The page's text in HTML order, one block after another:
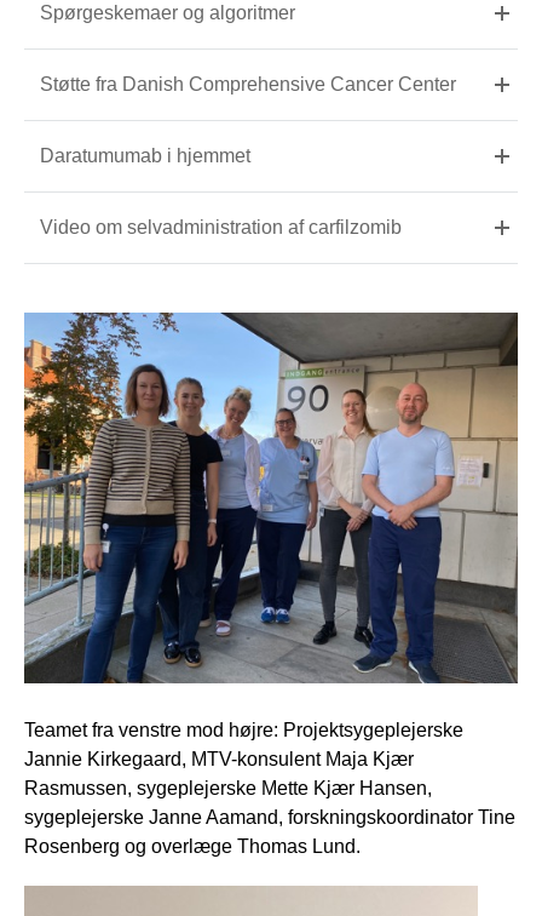
Spørgeskemaer og algoritmer
Støtte fra Danish Comprehensive Cancer Center
Daratumumab i hjemmet
Video om selvadministration af carfilzomib
Teamet fra venstre mod højre: Projektsygeplejerske
Jannie Kirkegaard, MTV-konsulent Maja Kjær
Rasmussen, sygeplejerske Mette Kjær Hansen,
sygeplejerske Janne Aamand, forskningskoordinator Tine
Rosenberg og overlæge Thomas Lund.